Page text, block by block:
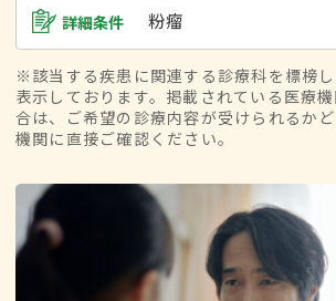
詳細条件 粉瘤
※該当する疾患に関連する診療科を標榜
表示しております。掲載されている医療
合は、ご希望の診療内容が受けられるか
機関に直接ご確認ください。